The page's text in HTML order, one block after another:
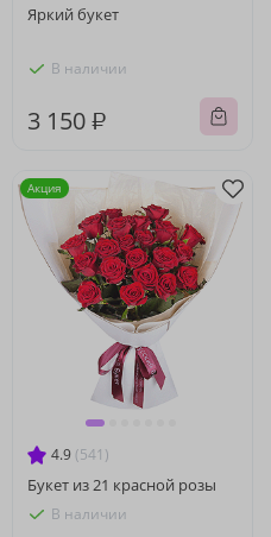
Яркий букет
В наличии
3 150 ₽
4.9 (541)
Букет из 21 красной розы
В наличии
Акция